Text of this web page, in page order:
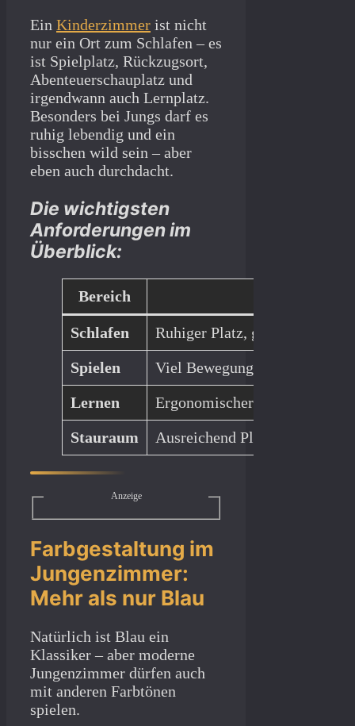
Ein Kinderzimmer ist nicht
nur ein Ort zum Schlafen – es
ist Spielplatz, Rückzugsort,
Abenteuerschauplatz und
irgendwann auch Lernplatz.
Besonders bei Jungs darf es
ruhig lebendig und ein
bisschen wild sein – aber
eben auch durchdacht.
Die wichtigsten
Anforderungen im
Überblick:
Bereich
Schlafen Ruhiger Platz, gemütliches
Spielen
Viel Bewegungsfreiheit,
Lernen
Ergonomischer
Stauraum
Ausreichend Platz für
Anzeige
Farbgestaltung im
Jungenzimmer:
Mehr als nur Blau
Natürlich ist Blau ein
Klassiker – aber moderne
Jungenzimmer dürfen auch
mit anderen Farbtönen
spielen.